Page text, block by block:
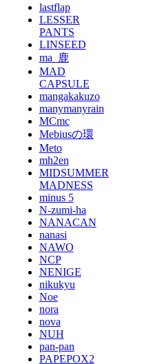
lastflap
LESSER
PANTS
LINSEED
ma_鹿
MAD
CAPSULE
mangakakuzo
manymanyrain
MCmc
Mebiusの環
Meto
mh2en
MIDSUMMER
MADNESS
minus 5
N-zumi-ha
NANACAN
nanasi
NAWO
NCP
NENIGE
nikukyu
Noe
nora
nova
NUH
pan-pan
PAPEPOX2